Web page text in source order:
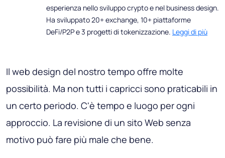
esperienza nello sviluppo crypto e nel business design.
Ha sviluppato 20+ exchange, 10+ piattaforme
DeFi/P2P e 3 progetti di tokenizzazione. Leggi di più
Il web design del nostro tempo offre molte
possibilità. Ma non tutti i capricci sono praticabili in
un certo periodo. C'è tempo e luogo per ogni
approccio. La revisione di un sito Web senza
motivo può fare più male che bene.